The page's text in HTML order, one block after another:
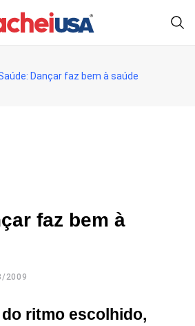
Dançar faz bem à saúde
faz bem à
2009
ritmo escolhido,